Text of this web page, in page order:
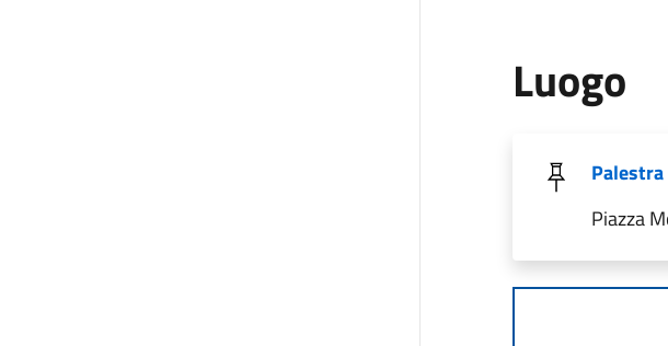
Luogo
Piazza